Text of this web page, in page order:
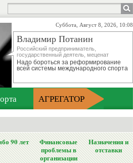
Суббота, Август 8, 2026, 10:08
Владимир Потанин
Российский предприниматель,
государственный деятель, меценат
Надо бороться за реформирование
всей системы международного спорта
АГРЕГАТОР
90 лет
Финансовые
проблемы в
организации
Назначения и
отставки